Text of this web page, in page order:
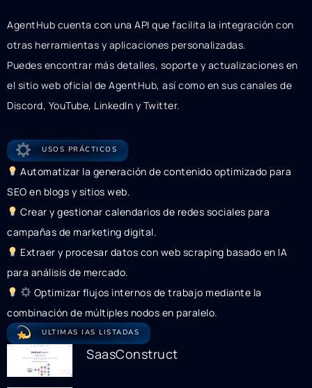
AgentHub cuenta con una API que facilita la integración con
otras herramientas y aplicaciones personalizadas.
Puedes encontrar más detalles, soporte y actualizaciones en
el sitio web oficial de AgentHub, así como en sus canales de
Discord, YouTube, LinkedIn y Twitter.
USOS PRÁCTICOS
Automatizar la generación de contenido optimizado para
SEO en blogs y sitios web.
Crear y gestionar calendarios de redes sociales para
campañas de marketing digital.
Extraer y procesar datos con web scraping basado en IA
para análisis de mercado.
Optimizar flujos internos de trabajo mediante la
combinación de múltiples nodos en paralelo.
ULTIMAS IAS LISTADAS
SaasConstruct